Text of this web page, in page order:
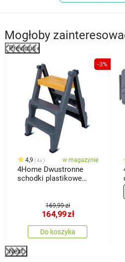
Mogłoby
Previous
-3%
4,9 4x w magazynie
4Home Dwustronne
schodki plastikowe
169,99 zł
164,99zł
Do koszyka
Next